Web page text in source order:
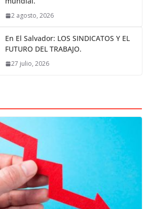
2 agosto, 2026
En El Salvador: LOS SINDICATOS Y EL
FUTURO DEL TRABAJO.
27 julio, 2026